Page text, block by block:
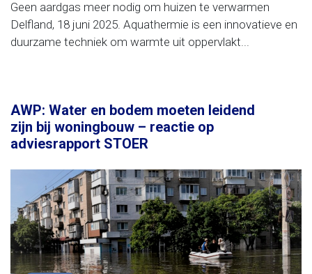
Geen aardgas meer nodig om huizen te verwarmen
Delfland, 18 juni 2025. Aquathermie is een innovatieve en
duurzame techniek om warmte uit oppervlakt...
AWP: Water en bodem moeten leidend
zijn bij woningbouw – reactie op
adviesrapport STOER